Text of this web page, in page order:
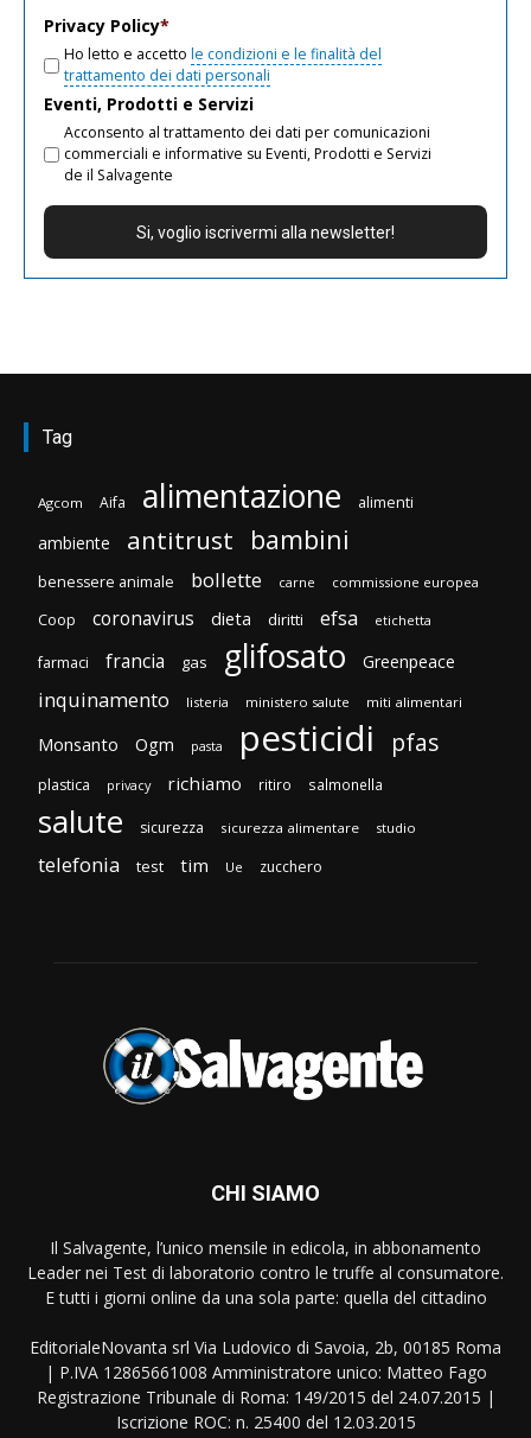
Privacy Policy*
Ho letto e accetto le condizioni e le finalità del
trattamento dei dati personali
Eventi, Prodotti e Servizi
Acconsento al trattamento dei dati per comunicazioni
commerciali e informative su Eventi, Prodotti e Servizi
de il Salvagente
Tag
Agcom Aifa alimentazione alimenti
ambiente antitrust bambini
benessere animale bollette carne commissione europea
Coop coronavirus dieta diritti efsa etichetta
farmaci francia gas glifosato Greenpeace
inquinamento listeria ministero salute miti alimentari
Monsanto Ogm pasta pesticidi pfas
plastica privacy richiamo ritiro salmonella
salute sicurezza sicurezza alimentare studio
telefonia test tim Ue zucchero
CHI SIAMO
Il Salvagente, l’unico mensile in edicola, in abbonamento
Leader nei Test di laboratorio contro le truffe al consumatore.
E tutti i giorni online da una sola parte: quella del cittadino
EditorialeNovanta srl Via Ludovico di Savoia, 2b, 00185 Roma
| P.IVA 12865661008 Amministratore unico: Matteo Fago
Registrazione Tribunale di Roma: 149/2015 del 24.07.2015 |
Iscrizione ROC: n. 25400 del 12.03.2015